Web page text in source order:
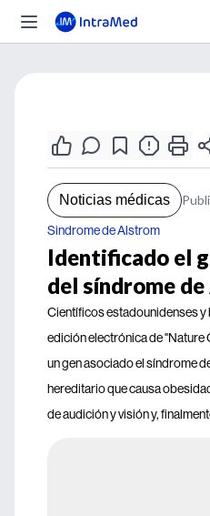
Noticias médicas
Sindrome de Alstrom
Identificado el
del síndrome
Científicos estadounidenses y
edición electrónica de
un gen asociado el síndrome
hereditario que causa
de audición y visión y,